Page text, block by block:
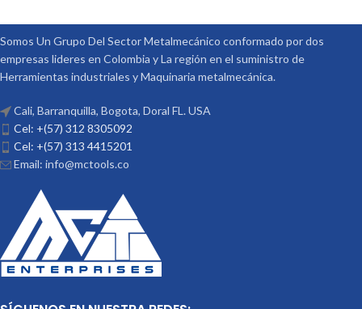
Somos Un Grupo Del Sector Metalmecánico conformado por dos
empresas lideres en Colombia y La región en el suministro de
Herramientas industriales y Maquinaria metalmecánica.
Cali, Barranquilla, Bogota, Doral FL. USA
Cel: +(57) 312 8305092
Cel: +(57) 313 4415201
Email: info@mctools.co